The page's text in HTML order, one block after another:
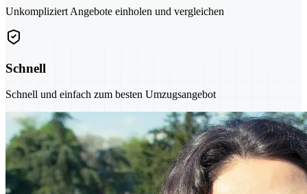
Unkompliziert Angebote einholen und vergleichen
Schnell
Schnell und einfach zum besten Umzugsangebot